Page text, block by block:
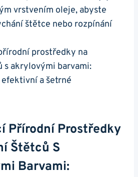
vrstvením oleje, abyste
štětce nebo rozpínání
Přírodní Prostředky
Štětců S
Barvami: